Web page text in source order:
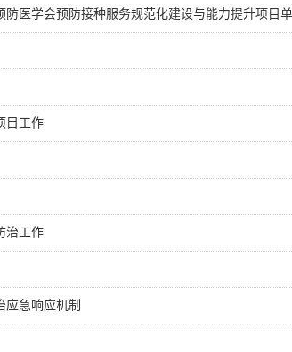
医学会预防接种服务规范化建设与能力提升项目
目工作
治工作
应急响应机制